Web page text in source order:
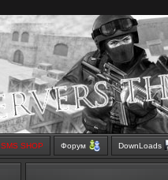
SMS SHOP Форум DownLoads